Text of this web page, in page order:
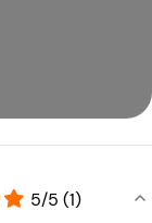
5/5 (1)